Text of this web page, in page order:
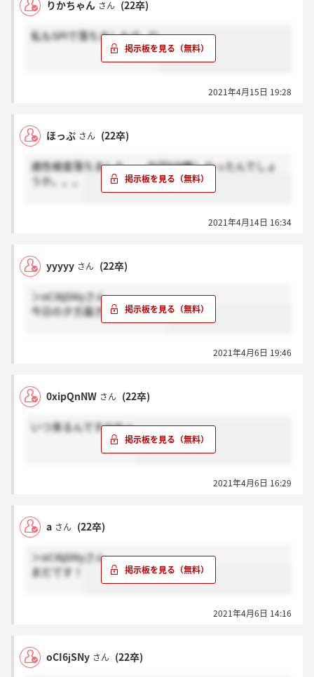
りかちゃん さん (22卒)
私もSPIで落ちました(T . T)
2021年4月15日 19:28
ほっぷ さん (22卒)
適性検査落ちました、、今回SPI難しかったんでしょ
うか。。。
2021年4月14日 16:34
yyyyy さん (22卒)
＞oCI6jSNyさん
今日の夕方届きましたよ～！
2021年4月6日 19:46
0xipQnNW さん (22卒)
いつ来るんですかねぇ
2021年4月6日 16:29
a さん (22卒)
＞oCI6jSNyさん
まだです！
2021年4月6日 14:16
oCI6jSNy さん (22卒)